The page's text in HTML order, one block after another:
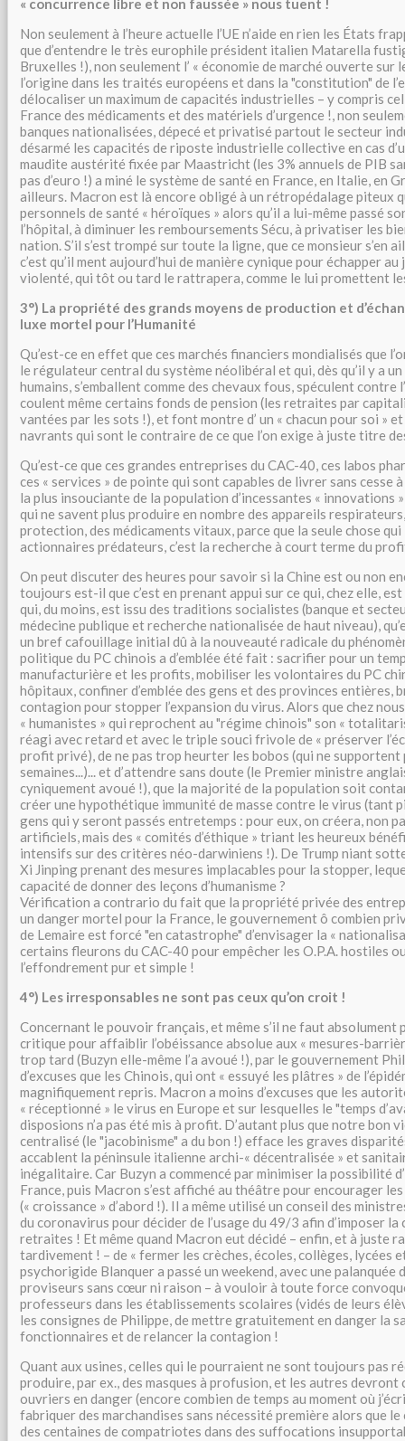
« concurrence libre et non faussée » nous tuent !
Non seulement à l’heure actuelle l’UE n’aide en rien les États
que d’entendre le très europhile président italien Matarella
Bruxelles !), non seulement l’ « économie de marché ouverte sur
l’origine dans les traités européens et dans la "constitution" de
délocaliser un maximum de capacités industrielles – y compris
France des médicaments et des matériels d’urgence !, non
banques nationalisées, dépecé et privatisé partout le secteur
désarmé les capacités de riposte industrielle collective en cas
maudite austérité fixée par Maastricht (les 3% annuels de PIB
pas d’euro !) a miné le système de santé en France, en Italie, en
ailleurs. Macron est là encore obligé à un rétropédalage piteux
personnels de santé « héroïques » alors qu’il a lui-même passé
l’hôpital, à diminuer les remboursements Sécu, à privatiser les
nation. S’il s’est trompé sur toute la ligne, que ce monsieur s’en
c’est qu’il ment aujourd’hui de manière cynique pour échapper
violenté, qui tôt ou tard le rattrapera, comme le lui promettent
3°) La propriété des grands moyens de production et
luxe mortel pour l’Humanité
Qu’est-ce en effet que ces marchés financiers mondialisés que
le régulateur central du système néolibéral et qui, dès qu’il y a
humains, s’emballent comme des chevaux fous, spéculent contre
coulent même certains fonds de pension (les retraites par
vantées par les sots !), et font montre d’ un « chacun pour soi » et
navrants qui sont le contraire de ce que l’on exige à juste titre
Qu’est-ce que ces grandes entreprises du CAC-40, ces labos
ces « services » de pointe qui sont capables de livrer sans cesse
la plus insouciante de la population d’incessantes « innovations
qui ne savent plus produire en nombre des appareils
protection, des médicaments vitaux, parce que la seule chose
actionnaires prédateurs, c’est la recherche à court terme du
On peut discuter des heures pour savoir si la Chine est ou non
toujours est-il que c’est en prenant appui sur ce qui, chez elle,
qui, du moins, est issu des traditions socialistes (banque et
médecine publique et recherche nationalisée de haut niveau),
un bref cafouillage initial dû à la nouveauté radicale du
politique du PC chinois a d’emblée été fait : sacrifier pour un
manufacturière et les profits, mobiliser les volontaires du PC
hôpitaux, confiner d’emblée des gens et des provinces entières,
contagion pour stopper l’expansion du virus. Alors que chez
« humanistes » qui reprochent au "régime chinois" son «
réagi avec retard et avec le triple souci frivole de « préserver
profit privé), de ne pas trop heurter les bobos (qui ne supportent
semaines...)... et d’attendre sans doute (le Premier ministre
cyniquement avoué !), que la majorité de la population soit
créer une hypothétique immunité de masse contre le virus (tant
gens qui y seront passés entretemps : pour eux, on créera, non
artificiels, mais des « comités d’éthique » triant les heureux
intensifs sur des critères néo-darwiniens !). De Trump niant
Xi Jinping prenant des mesures implacables pour la stopper,
capacité de donner des leçons d’humanisme ?
Vérification a contrario du fait que la propriété privée des
un danger mortel pour la France, le gouvernement ô combien
de Lemaire est forcé "en catastrophe" d’envisager la «
certains fleurons du CAC-40 pour empêcher les O.P.A. hostiles
l’effondrement pur et simple !
4°) Les irresponsables ne sont pas ceux qu’on croit !
Concernant le pouvoir français, et même s’il ne faut
critique pour affaiblir l’obéissance absolue aux « mesures-
trop tard (Buzyn elle-même l’a avoué !), par le gouvernement
d’excuses que les Chinois, qui ont « essuyé les plâtres » de
magnifiquement repris. Macron a moins d’excuses que les
« réceptionné » le virus en Europe et sur lesquelles le "temps
disposions n’a pas été mis à profit. D’autant plus que notre bon
centralisé (le "jacobinisme" a du bon !) efface les graves
accablent la péninsule italienne archi-« décentralisée » et
inégalitaire. Car Buzyn a commencé par minimiser la possibilité
France, puis Macron s’est affiché au théâtre pour encourager
(« croissance » d’abord !). Il a même utilisé un conseil des
du coronavirus pour décider de l’usage du 49/3 afin d’imposer
retraites ! Et même quand Macron eut décidé – enfin, et à juste
tardivement ! – de « fermer les crèches, écoles, collèges, lycées
psychorigide Blanquer a passé un weekend, avec une palanquée
proviseurs sans cœur ni raison – à vouloir à toute force
professeurs dans les établissements scolaires (vidés de leurs
les consignes de Philippe, de mettre gratuitement en danger la
fonctionnaires et de relancer la contagion !
Quant aux usines, celles qui le pourraient ne sont toujours pas
produire, par ex., des masques à profusion, et les autres
ouvriers en danger (encore combien de temps au moment où
fabriquer des marchandises sans nécessité première alors que
des centaines de compatriotes dans des suffocations